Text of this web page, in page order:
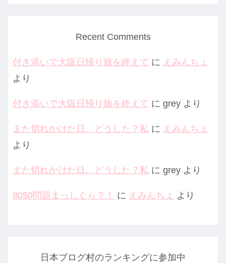
Recent Comments
付き添いで大阪日帰り旅を終えて に えみんちょ
より
付き添いで大阪日帰り旅を終えて に grey より
また切れかけた日。どうした？私 に えみんちょ
より
また切れかけた日。どうした？私 に grey より
8050問題まっしぐら？！ に えみんちょ より
日本ブログ村のランキングに参加中